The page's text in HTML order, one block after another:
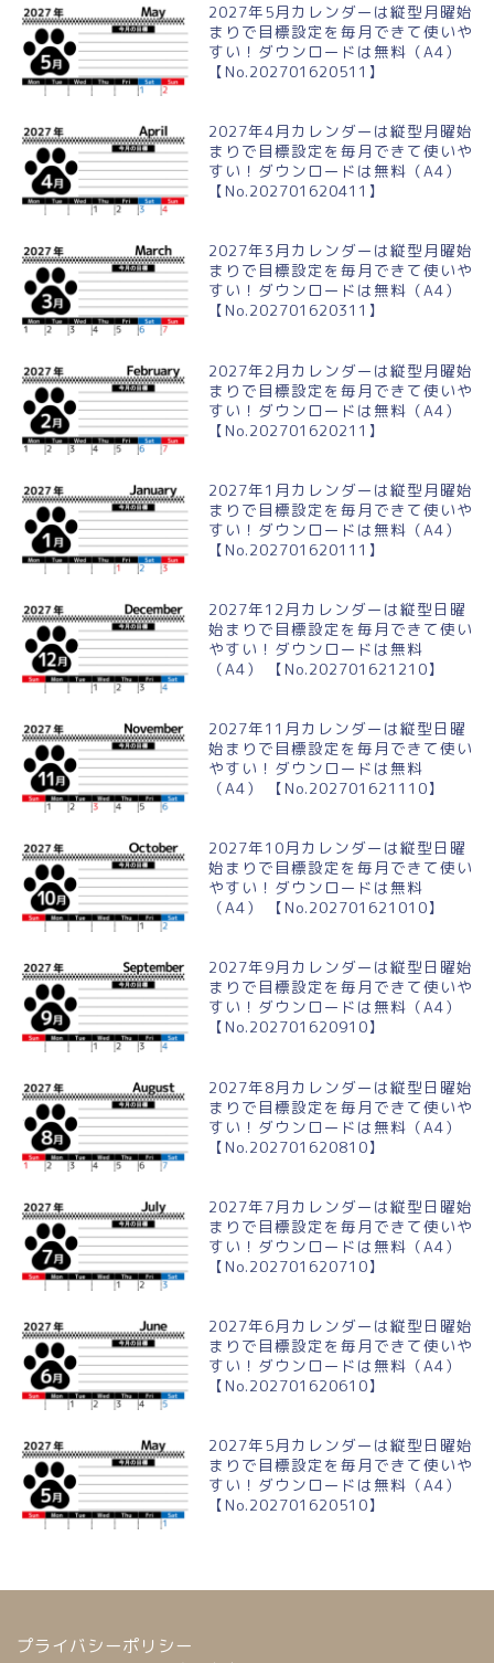
2027年5月カレンダーは縦型月曜始
まりで目標設定を毎月できて使いや
すい！ダウンロードは無料（A4）
【No.202701620511】
2027年4月カレンダーは縦型月曜始
まりで目標設定を毎月できて使いや
すい！ダウンロードは無料（A4）
【No.202701620411】
2027年3月カレンダーは縦型月曜始
まりで目標設定を毎月できて使いや
すい！ダウンロードは無料（A4）
【No.202701620311】
2027年2月カレンダーは縦型月曜始
まりで目標設定を毎月できて使いや
すい！ダウンロードは無料（A4）
【No.202701620211】
2027年1月カレンダーは縦型月曜始
まりで目標設定を毎月できて使いや
すい！ダウンロードは無料（A4）
【No.202701620111】
2027年12月カレンダーは縦型日曜
始まりで目標設定を毎月できて使い
やすい！ダウンロードは無料
（A4） 【No.202701621210】
2027年11月カレンダーは縦型日曜
始まりで目標設定を毎月できて使い
やすい！ダウンロードは無料
（A4） 【No.202701621110】
2027年10月カレンダーは縦型日曜
始まりで目標設定を毎月できて使い
やすい！ダウンロードは無料
（A4） 【No.202701621010】
2027年9月カレンダーは縦型日曜始
まりで目標設定を毎月できて使いや
すい！ダウンロードは無料（A4）
【No.202701620910】
2027年8月カレンダーは縦型日曜始
まりで目標設定を毎月できて使いや
すい！ダウンロードは無料（A4）
【No.202701620810】
2027年7月カレンダーは縦型日曜始
まりで目標設定を毎月できて使いや
すい！ダウンロードは無料（A4）
【No.202701620710】
2027年6月カレンダーは縦型日曜始
まりで目標設定を毎月できて使いや
すい！ダウンロードは無料（A4）
【No.202701620610】
2027年5月カレンダーは縦型日曜始
まりで目標設定を毎月できて使いや
すい！ダウンロードは無料（A4）
【No.202701620510】
プライバシーポリシー